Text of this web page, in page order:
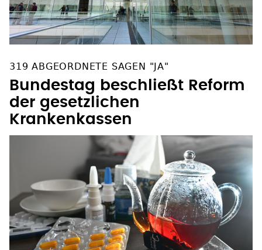
319 ABGEORDNETE SAGEN "JA"
Bundestag beschließt Reform
der gesetzlichen
Krankenkassen